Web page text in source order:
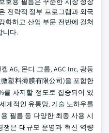
전략적 정부 프로그램과 외국
화하고 산업 부문 전반에 걸쳐
니다.
AG, 몬디 그룹, AGC Inc, 광둥
塑料薄膜有限公司)을 포함한
를 차지할 정도로 집중되어 있
계적인 유통망, 기술 노하우를
필름 등 다양한 최종 사용 시
쟁은 대규모 운영과 혁신 역량